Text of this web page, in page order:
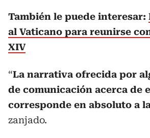
También le puede interesar:
al Vaticano para reunirse
XIV
“La narrativa ofrecida por
de comunicación acerca de
corresponde en absoluto a
zanjado.